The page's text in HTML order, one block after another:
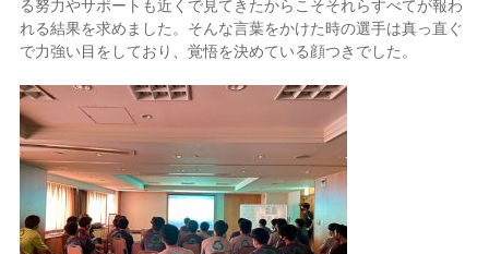
る努力やサポートも近くで見てきたからこそそれらすべてが報わ
れる結果を求めました。そんな言葉をかけた時の選手は真っ直ぐ
で力強い目をしており、覚悟を決めている顔つきでした。